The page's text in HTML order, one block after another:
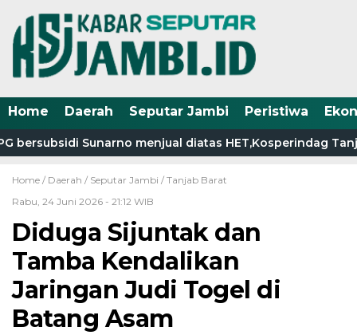
Home Daerah Seputar Jambi Peristiwa
bersubsidi Sunarno menjual diatas HET,Kosperindag
Home / Daerah / Seputar Jambi / Tanjab Barat
Rabu, 24 Juni 2026 - 21:12 WIB
Diduga Sijuntak dan
Tamba Kendalikan
Jaringan Judi Togel di
Batang Asam